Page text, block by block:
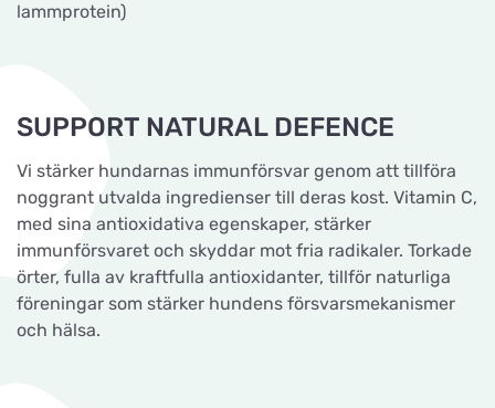
lammprotein)
SUPPORT NATURAL DEFENCE
Vi stärker hundarnas immunförsvar genom att tillföra
noggrant utvalda ingredienser till deras kost. Vitamin C,
med sina antioxidativa egenskaper, stärker
immunförsvaret och skyddar mot fria radikaler. Torkade
örter, fulla av kraftfulla antioxidanter, tillför naturliga
föreningar som stärker hundens försvarsmekanismer
och hälsa.